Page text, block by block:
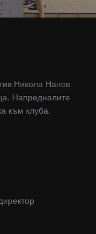
Никола Нанов
Напредналите
към клуба.